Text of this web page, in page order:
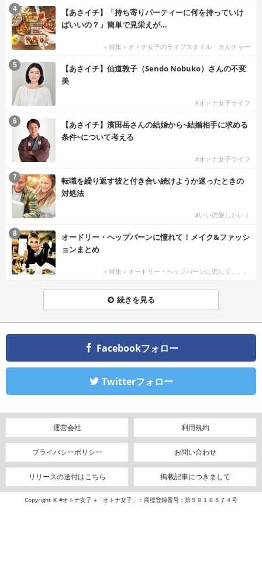
【あさイチ】「持ち寄りパーティーに何を持っていけ
ばいいの？」簡単で見栄えが...
＜特集＞オトナ女子のライフスタイル・カルチャー
4
【あさイチ】仙道敦子（Sendo Nobuko）さんの不変
美
#オトナ女子ライフ
5
【あさイチ】濱田岳さんの結婚から~結婚相手に求める
条件~について考える
#オトナ女子ライフ
6
転職を繰り返す彼と付き合い続けようか迷ったときの
対処法
#いい恋愛したい！
7
オードリー・ヘップバーンに憧れて！メイク&ファッシ
ョンまとめ
＜特集＞オードリー・ヘップバーンに恋して。。。
8
続きを見る
Facebookフォロー
Twitterフォロー
運営会社 利用規約
プライバシーポリシー お問い合わせ
リリースの送付はこちら 掲載記事につきまして
Copyright © #オトナ女子 ※「オトナ女子」：商標登録番号：第５９１６５７４号